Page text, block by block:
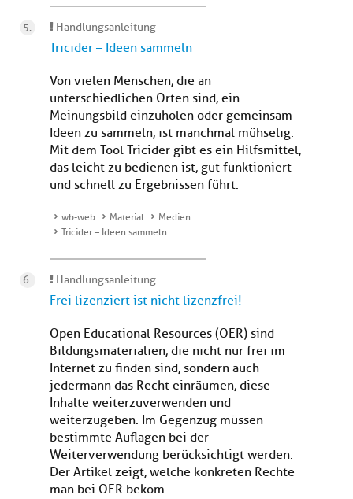
Handlungsanleitung
Tricider – Ideen sammeln
Von vielen Menschen, die an
unterschiedlichen Orten sind, ein
Meinungsbild einzuholen oder gemeinsam
Ideen zu sammeln, ist manchmal mühselig.
Mit dem Tool Tricider gibt es ein Hilfsmittel,
das leicht zu bedienen ist, gut funktioniert
und schnell zu Ergebnissen führt.
wb-web Material
Medien
Tricider – Ideen sammeln
Handlungsanleitung
Frei lizenziert ist nicht lizenzfrei!
Open Educational Resources (OER) sind
Bildungsmaterialien, die nicht nur frei im
Internet zu finden sind, sondern auch
jedermann das Recht einräumen, diese
Inhalte weiterzuverwenden und
weiterzugeben. Im Gegenzug müssen
bestimmte Auflagen bei der
Weiterverwendung berücksichtigt werden.
Der Artikel zeigt, welche konkreten Rechte
man bei OER bekom...